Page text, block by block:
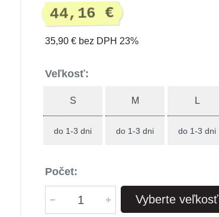
44,16 €
35,90 € bez DPH 23%
Veľkosť:
S
do 1-3 dni
M
do 1-3 dni
L
do 1-3 dni
Počet:
Vyberte veľkosť